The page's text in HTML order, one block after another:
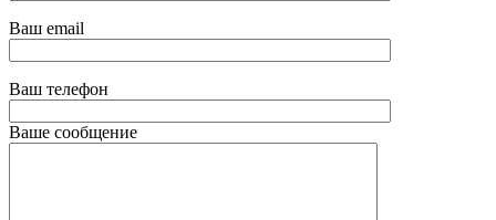
Ваш email
Ваш телефон
Ваше сообщение